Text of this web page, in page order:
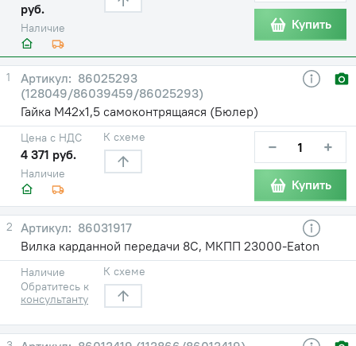
Наличие
руб.
Купить
1
86025293
(128049/86039459/86025293)
Гайка М42х1,5 самоконтрящаяся (Бюлер)
Наличие
Цена с НДС
4 371 руб.
К схеме − +
Купить
2
86031917
Вилка карданной передачи 8С, МКПП 23000-Eaton
Наличие
Обратитесь к
консультанту
К схеме